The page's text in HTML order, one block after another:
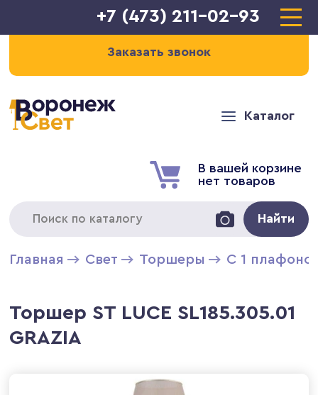
+7 (473) 211-02-93
Заказать звонок
Каталог
В вашей корзине
нет товаров
Найти
Главная Свет Торшеры С 1
Торшер ST LUCE SL185.305.01
GRAZIA